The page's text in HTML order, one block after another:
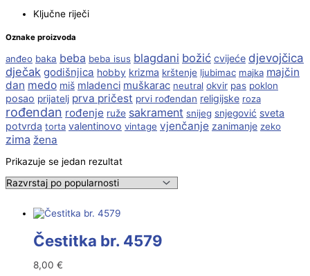
Ključne riječi
Oznake proizvoda
anđeo baka beba beba isus blagdani božić cvijeće djevojčica
dječak godišnjica hobby krizma krštenje ljubimac majka majčin
dan medo miš mladenci muškarac neutral okvir pas poklon
posao prijatelj prva pričest prvi rođendan religijske roza
rođendan rođenje ruže sakrament snijeg snjegović sveta
potvrda torta valentinovo vintage vjenčanje zanimanje zeko
zima žena
Prikazuje se jedan rezultat
Čestitka br. 4579
8,00 €